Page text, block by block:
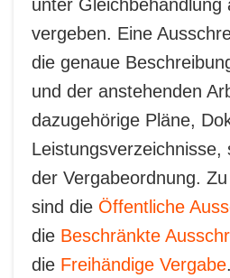
unter Gleichbehandlung
vergeben. Eine
die genaue
und der anstehenden
dazugehörige Pläne,
Leistungsverzeichnisse,
der Vergabeordnung.
sind die Öffentliche
die Beschränkte
die Freihändige Vergabe.